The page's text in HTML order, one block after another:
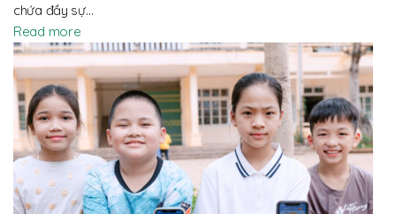
chứa đầy sự…
Read more